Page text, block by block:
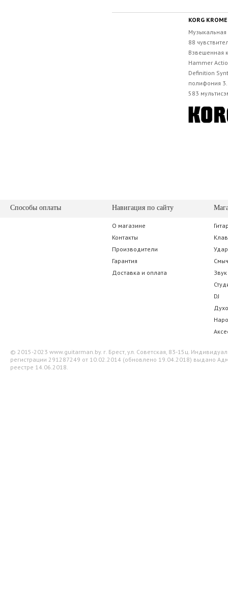
KORG
Музыкальная
88
Взвешенная
Hammer
Definition
полифония
583
Способы оплаты Навигация по сайту
О магазине
Контакты
Производители
Гарантия
Доставка и оплата
Звук
DJ
© 2015-2023 www.guitarman.by. г. Брест, ул. Советская, 83-15ц.
регистрации 291287249 от 10.02.2014 (обновлено 19.04.2018) выдано
реестре 14.06.2018.